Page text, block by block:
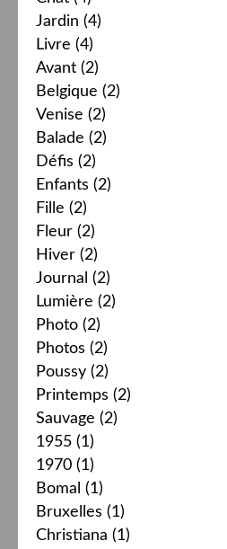
Jardin (4)
Livre (4)
Avant (2)
Belgique (2)
Venise (2)
Balade (2)
Défis (2)
Enfants (2)
Fille (2)
Fleur (2)
Hiver (2)
Journal (2)
Lumière (2)
Photo (2)
Photos (2)
Poussy (2)
Printemps (2)
Sauvage (2)
1955 (1)
1970 (1)
Bomal (1)
Bruxelles (1)
Christiana (1)